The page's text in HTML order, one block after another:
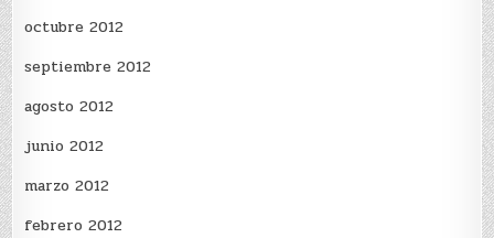
octubre 2012
septiembre 2012
agosto 2012
junio 2012
marzo 2012
febrero 2012